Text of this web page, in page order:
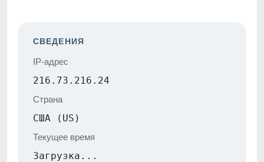
СВЕДЕНИЯ
IP-адрес
216.73.216.24
Страна
США (US)
Текущее время
Загрузка...